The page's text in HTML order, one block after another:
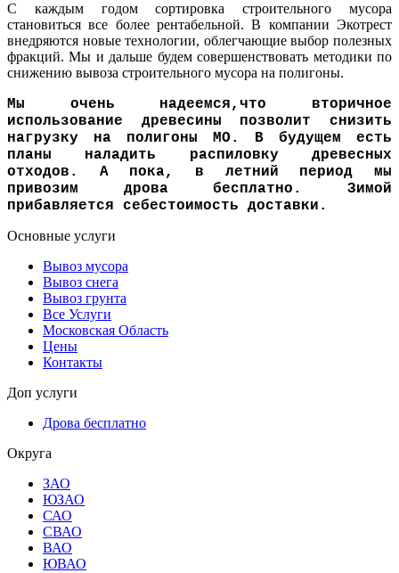
С каждым годом сортировка строительного мусора
становиться все более рентабельной. В компании Экотрест
внедряются новые технологии, облегчающие выбор полезных
фракций. Мы и дальше будем совершенствовать методики по
снижению вывоза строительного мусора на полигоны.
Мы очень надеемся,что вторичное
использование древесины позволит снизить
нагрузку на полигоны МО. В будущем есть
планы наладить распиловку древесных
отходов. А пока, в летний период мы
привозим дрова бесплатно. Зимой
прибавляется себестоимость доставки.
Основные услуги
Вывоз мусора
Вывоз снега
Вывоз грунта
Все Услуги
Московская Область
Цены
Контакты
Доп услуги
Дрова бесплатно
Округа
ЗАО
ЮЗАО
САО
СВАО
ВАО
ЮВАО